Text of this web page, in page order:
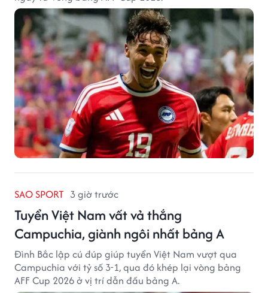
SAO SPORT 3 giờ trước
Tuyển Việt Nam vất vả thắng
Campuchia, giành ngôi nhất bảng A
Đình Bắc lập cú đúp giúp tuyển Việt Nam vượt qua
Campuchia với tỷ số 3-1, qua đó khép lại vòng bảng
AFF Cup 2026 ở vị trí dẫn đầu bảng A.